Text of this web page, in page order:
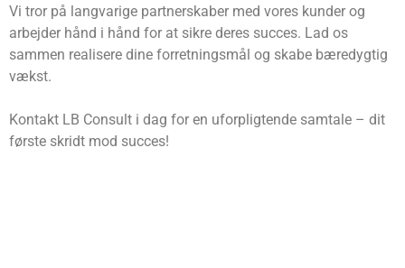
Vi tror på langvarige partnerskaber med vores kunder og
arbejder hånd i hånd for at sikre deres succes. Lad os
sammen realisere dine forretningsmål og skabe bæredygtig
vækst.
Kontakt LB Consult i dag for en uforpligtende samtale – dit
første skridt mod succes!